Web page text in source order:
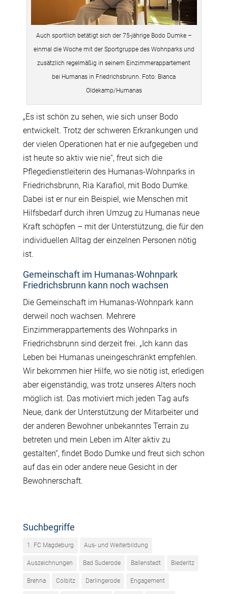
Auch sportlich betätigt sich der 75-jährige Bodo Dumke –
einmal die Woche mit der Sportgruppe des Wohnparks und
zusätzlich regelmäßig in seinem Einzimmerappartement
bei Humanas in Friedrichsbrunn. Foto: Bianca
Oldekamp/Humanas
„Es ist schön zu sehen, wie sich unser Bodo
entwickelt. Trotz der schweren Erkrankungen und
der vielen Operationen hat er nie aufgegeben und
ist heute so aktiv wie nie“, freut sich die
Pflegedienstleiterin des Humanas-Wohnparks in
Friedrichsbrunn, Ria Karafiol, mit Bodo Dumke.
Dabei ist er nur ein Beispiel, wie Menschen mit
Hilfsbedarf durch ihren Umzug zu Humanas neue
Kraft schöpfen – mit der Unterstützung, die für den
individuellen Alltag der einzelnen Personen nötig
ist.
Gemeinschaft im Humanas-Wohnpark
Friedrichsbrunn kann noch wachsen
Die Gemeinschaft im Humanas-Wohnpark kann
derweil noch wachsen. Mehrere
Einzimmerappartements des Wohnparks in
Friedrichsbrunn sind derzeit frei. „Ich kann das
Leben bei Humanas uneingeschränkt empfehlen.
Wir bekommen hier Hilfe, wo sie nötig ist, erledigen
aber eigenständig, was trotz unseres Alters noch
möglich ist. Das motiviert mich jeden Tag aufs
Neue, dank der Unterstützung der Mitarbeiter und
der anderen Bewohner unbekanntes Terrain zu
betreten und mein Leben im Alter aktiv zu
gestalten“, findet Bodo Dumke und freut sich schon
auf das ein oder andere neue Gesicht in der
Bewohnerschaft.
Suchbegriffe
1. FC Magdeburg Aus- und Weiterbildung
Auszeichnungen Bad Suderode Ballenstedt Biederitz
Brehna Colbitz Darlingerode Engagement